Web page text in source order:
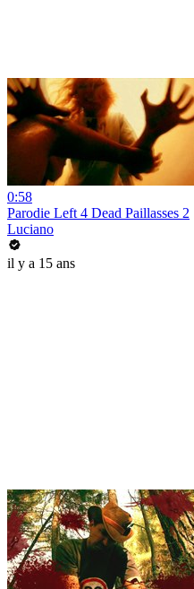
0:58
Parodie Left 4 Dead Paillasses 2
Luciano
il y a 15 ans